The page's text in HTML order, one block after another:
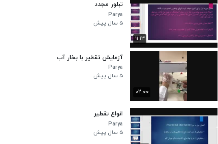
۱۱:۱۳
تبلور مجدد
Parya
۵ سال پیش
۰۲:۰۰
آزمایش تقطیر با بخار آب
Parya
۵ سال پیش
انواع تقطیر
Parya
۵ سال پیش